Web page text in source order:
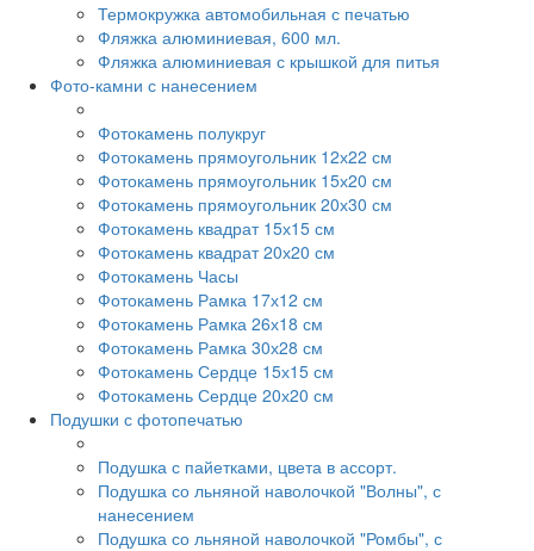
Термокружка автомобильная с печатью
Фляжка алюминиевая, 600 мл.
Фляжка алюминиевая с крышкой для питья
Фото-камни с нанесением
Фотокамень полукруг
Фотокамень прямоугольник 12х22 см
Фотокамень прямоугольник 15х20 см
Фотокамень прямоугольник 20х30 см
Фотокамень квадрат 15х15 см
Фотокамень квадрат 20х20 см
Фотокамень Часы
Фотокамень Рамка 17х12 см
Фотокамень Рамка 26х18 см
Фотокамень Рамка 30х28 см
Фотокамень Сердце 15х15 см
Фотокамень Сердце 20х20 см
Подушки с фотопечатью
Подушка с пайетками, цвета в ассорт.
Подушка со льняной наволочкой "Волны", с
нанесением
Подушка со льняной наволочкой "Ромбы", с